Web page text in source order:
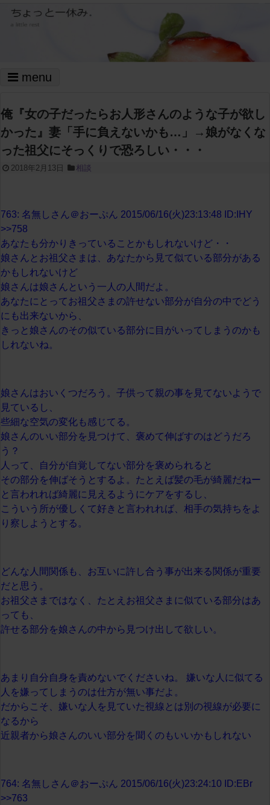
menu
俺『女の子だったらお人形さんのような子が欲し
かった』妻「手に負えないかも…」→娘がなくな
った祖父にそっくりで恐ろしい・・・
2018年2月13日 相談
763: 名無しさん＠おーぷん 2015/06/16(火)23:13:48 ID:IHY
>>758
あなたも分かりきっていることかもしれないけど・・
娘さんとお祖父さまは、あなたから見て似ている部分がある
かもしれないけど
娘さんは娘さんという一人の人間だよ。
あなたにとってお祖父さまの許せない部分が自分の中でどう
にも出来ないから、
きっと娘さんのその似ている部分に目がいってしまうのかも
しれないね。
娘さんはおいくつだろう。子供って親の事を見てないようで
見ているし、
些細な空気の変化も感じてる。
娘さんのいい部分を見つけて、褒めて伸ばすのはどうだろ
う？
人って、自分が自覚してない部分を褒められると
その部分を伸ばそうとするよ。たとえば髪の毛が綺麗だねー
と言われれば綺麗に見えるようにケアをするし、
こういう所が優しくて好きと言われれば、相手の気持ちをよ
り察しようとする。
どんな人間関係も、お互いに許し合う事が出来る関係が重要
だと思う。
お祖父さまではなく、たとえお祖父さまに似ている部分はあ
っても、
許せる部分を娘さんの中から見つけ出して欲しい。
あまり自分自身を責めないでくださいね。 嫌いな人に似てる
人を嫌ってしまうのは仕方が無い事だよ。
だからこそ、嫌いな人を見ていた視線とは別の視線が必要に
なるから
近親者から娘さんのいい部分を聞くのもいいかもしれない
764: 名無しさん＠おーぷん 2015/06/16(火)23:24:10 ID:EBr
>>763